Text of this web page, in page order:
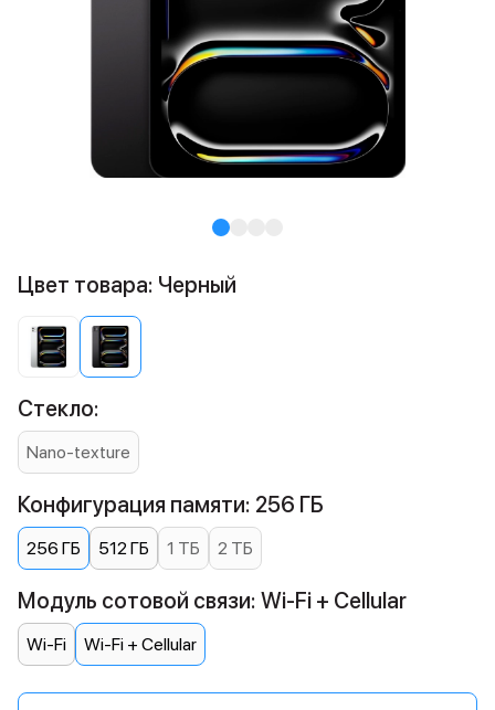
Цвет товара: Черный
Стекло:
Nano-texture
Конфигурация памяти: 256 ГБ
256 ГБ 512 ГБ 1 ТБ 2 ТБ
Модуль сотовой связи: Wi-Fi + Cellular
Wi-Fi Wi-Fi + Cellular